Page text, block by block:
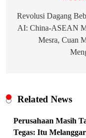
pos
Revolusi Dagang
AI: China-ASEAN
Mesra, Cuan
Related News
Perusahaan Masih
Tegas: Itu